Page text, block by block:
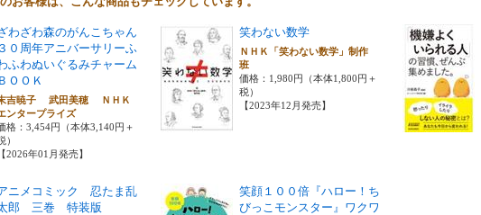
わざわ森のがんこちゃん
３０周年アニバーサリーふ
ふわぬいぐるみチャーム
ＢＯＯＫ
吉暁子 武田美穂 ＮＨＫ
ンタープライズ
格：3,454円（本体3,140円＋
）
【2026年01月発売】
笑わない数学
ＮＨＫ「笑わない数学」制作
班
価格：1,980円（本体1,800円＋
税）
【2023年12月発売】
ニメコミック 忍たま乱
郎 三巻 特装版
笑顔１００倍『ハロー！ち
びっこモンスター』ワクワ